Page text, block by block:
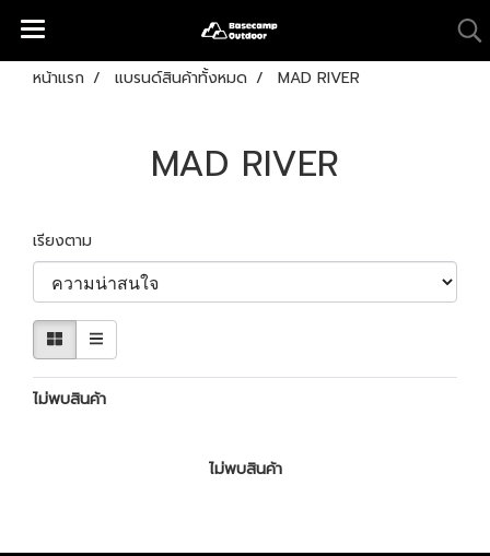
หน้าแรก แบรนด์สินค้าทั้งหมด MAD RIVER
MAD RIVER
เรียงตาม
ไม่พบสินค้า
ไม่พบสินค้า